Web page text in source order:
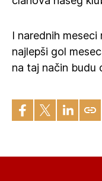
I narednih
najlepši gol
na taj način budu